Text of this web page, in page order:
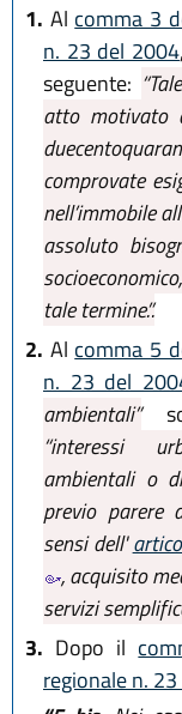
1. Al comma 3
n. 23 del 2004
seguente:
atto motivato
comprovate
nell’immobile
assoluto
tale termine.”.
2. Al comma 5
n. 23 del
ambientali”
“interessi
ambientali o
previo parere
sensi dell'
, acquisito
servizi
3. Dopo il
regionale n.